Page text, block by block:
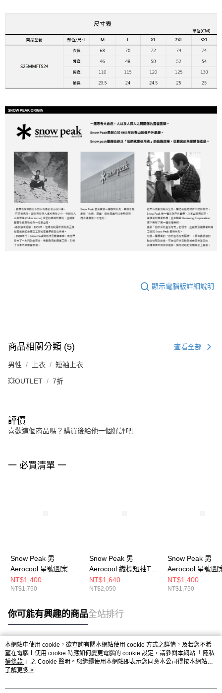
顯示電腦版詳細說明
商品相關分類 (5) 查看全部
男性 上衣 短袖上衣
💥OUTLET 7折
評價
喜歡這個商品嗎？購買後給他一個好評吧
一 必買清單 一
Snow Peak 男
Aerocool 星號圖案短
袖T恤 白
NT$1,400
NT$1,750
Snow Peak 男
Aerocool 織標短袖T恤
米
NT$1,640
NT$2,050
Snow Peak 男
Aerocool 星號圖
袖T恤 淺米
NT$1,400
NT$1,750
你可能有興趣的商品全站排行
熱門標籤
本網站中使用 cookie，欲查詢有關本網站使用 cookie 方式之詳情，及若您不希
望在電腦上使用 cookie 時應如何變更電腦的 cookie 設定，請參閱本網站「 隱私
權條款 」之 Cookie 聲明。您繼續使用本網站即表示您同意本公司得按本網站使
用條款之 Cookie 聲明使用 cookie。
了解更多 >